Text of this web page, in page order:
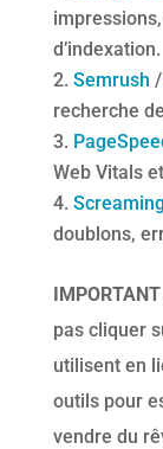
d’indexation.
Semrush /
recherche
Web Vitals
doublons,
pas cliquer
utilisent en
outils pour
vendre du